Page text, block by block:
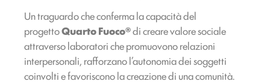
Un traguardo che conferma la capacità del
progettoQuarto Fuoco®di creare valore sociale
attraverso laboratori che promuovono relazioni
interpersonali, rafforzano l’autonomia dei soggetti
coinvolti e favoriscono la creazione di una comunità.